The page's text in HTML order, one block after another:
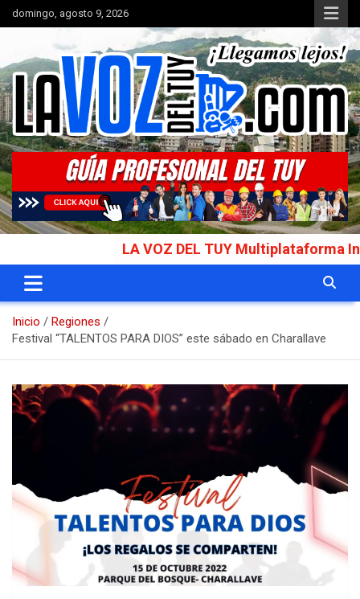
Saltar
al
domingo, agosto 9, 2026
La Voz del Tuy
Portal de noticias
LA VOZ DEL TUY Multiplataforma
Inicio
Regiones
Festival “TALENTOS PARA DIOS” este sábado en Charallave